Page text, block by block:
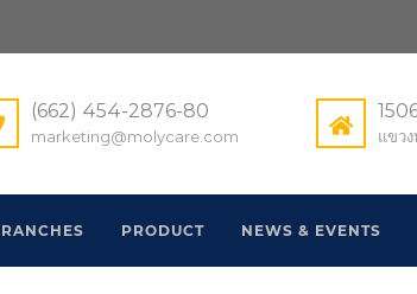
(662) 454-2876-80
marketing@molycare.com แขวง
PRODUCT NEWS & EVENTS